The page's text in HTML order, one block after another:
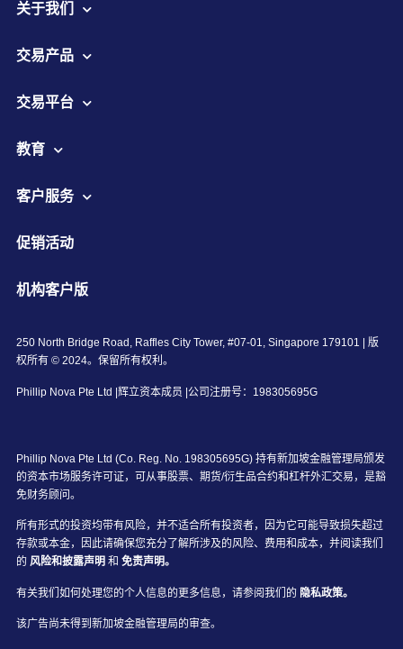
关于我们
交易产品
交易平台
教育
客户服务
促销活动
机构客户版
250 North Bridge Road, Raffles City Tower, #07-01, Singapore 179101 | 版
权所有 © 2024。保留所有权利。
Phillip Nova Pte Ltd |辉立资本成员 |公司注册号：198305695G
Phillip Nova Pte Ltd (Co. Reg. No. 198305695G) 持有新加坡金融管理局颁发
的资本市场服务许可证，可从事股票、期货/衍生品合约和杠杆外汇交易，是豁
免财务顾问。
所有形式的投资均带有风险，并不适合所有投资者，因为它可能导致损失超过
存款或本金，因此请确保您充分了解所涉及的风险、费用和成本，并阅读我们
的 风险和披露声明 和 免责声明。
有关我们如何处理您的个人信息的更多信息，请参阅我们的 隐私政策。
该广告尚未得到新加坡金融管理局的审查。